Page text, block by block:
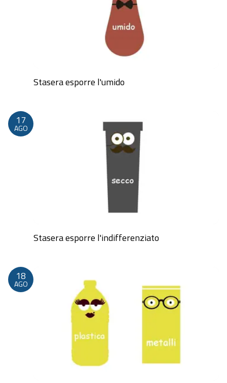
Stasera esporre l'umido
17
AGO
Stasera esporre l'indifferenziato
18
AGO